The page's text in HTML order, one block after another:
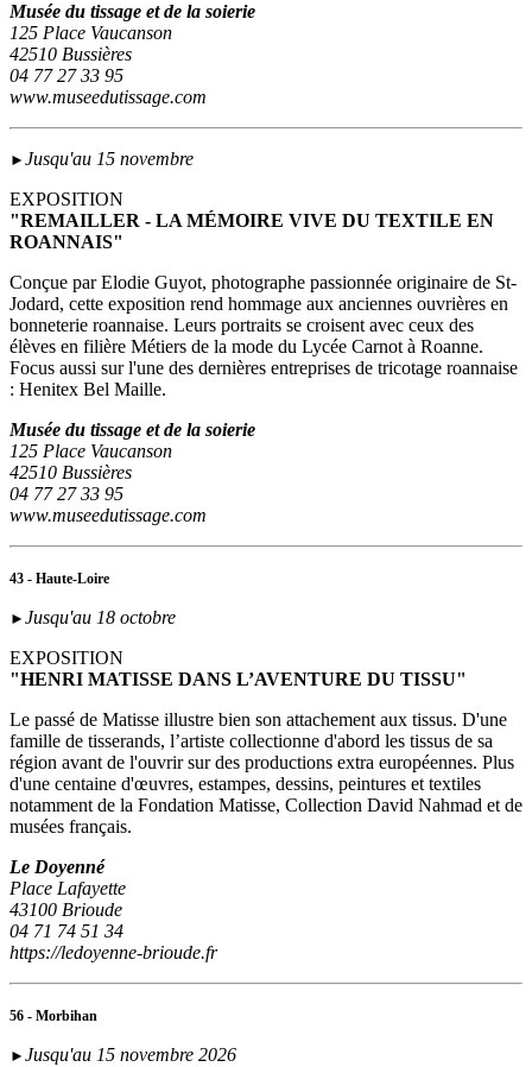
Musée du tissage et de la soierie
125 Place Vaucanson
42510 Bussières
04 77 27 33 95
www.museedutissage.com
► Jusqu'au 15 novembre
EXPOSITION
"REMAILLER - LA MÉMOIRE VIVE DU TEXTILE EN
ROANNAIS"
Conçue par Elodie Guyot, photographe passionnée originaire de St-
Jodard, cette exposition rend hommage aux anciennes ouvrières en
bonneterie roannaise. Leurs portraits se croisent avec ceux des
élèves en filière Métiers de la mode du Lycée Carnot à Roanne.
Focus aussi sur l'une des dernières entreprises de tricotage roannaise
: Henitex Bel Maille.
Musée du tissage et de la soierie
125 Place Vaucanson
42510 Bussières
04 77 27 33 95
www.museedutissage.com
43 - Haute-Loire
► Jusqu'au 18 octobre
EXPOSITION
"HENRI MATISSE DANS L’AVENTURE DU TISSU"
Le passé de Matisse illustre bien son attachement aux tissus. D'une
famille de tisserands, l’artiste collectionne d'abord les tissus de sa
région avant de l'ouvrir sur des productions extra européennes. Plus
d'une centaine d'œuvres, estampes, dessins, peintures et textiles
notamment de la Fondation Matisse, Collection David Nahmad et de
musées français.
Le Doyenné
Place Lafayette
43100 Brioude
04 71 74 51 34
https://ledoyenne-brioude.fr
56 - Morbihan
► Jusqu'au 15 novembre 2026